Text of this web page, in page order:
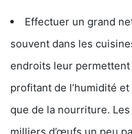
Effectuer un grand
souvent dans les
endroits leur
profitant de l’humidité
que de la nourriture.